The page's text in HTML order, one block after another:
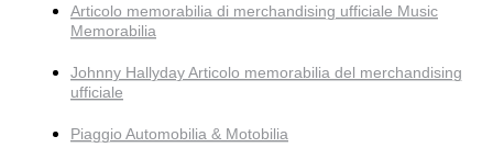
Articolo memorabilia di merchandising ufficiale Music
Memorabilia
Johnny Hallyday Articolo memorabilia del merchandising
ufficiale
Piaggio Automobilia & Motobilia